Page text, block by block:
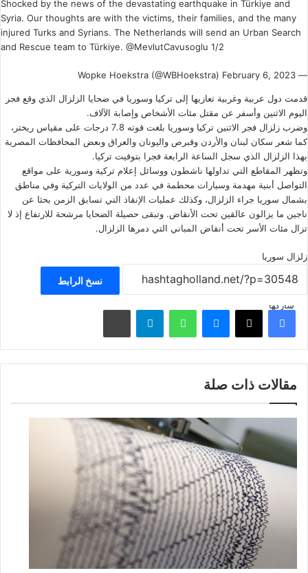
Shocked by the news of the devastating earthquake in Türkiye and
Syria. Our thoughts are with the victims, their families, and the many
injured Turks and Syrians. The Netherlands will send an Urban Search
and Rescue team to Türkiye. @MevlutCavusoglu 1/2
— Wopke Hoekstra (@WBHoekstra)
February 6, 2023
قدمت دول عربية وغربية تعازيها إلى تركيا وسوريا في ضحايا الزلزال الذي وقع فجر
اليوم الاثنين وأسفر عن مقتل مئات الأشخاص وإصابة الآلاف.
وضرب زلزال فجر الاثنين تركيا وسوريا بلغت قوته 7.8 درجات على مقياس ريختر،
كما شعر سكان لبنان والأردن وقبرص واليونان والعراق وبعض المحافظات المصرية
بهذا الزلزال الذي سجل الساعة الرابعة فجرا بتوقيت تركيا.
وتظهر المقاطع التي تداولها ناشطون ووسائل إعلام تركية وسورية على مواقع
التواصل أبنية مهدمة وسيارات محطمة في عدد من الولايات التركية وفي مناطق
بشمال سوريا جراء الزلزال، وكذلك عمليات الإنقاذ التي تسابق الزمن بحثا عن
ناجين ما يزالون عالقين تحت الأنقاض. وتبقى حصيلة الضحايا مرشحة للارتفاع إذ لا
تزال مئات الأسر تحت أنقاض المباني التي دمرها الزلزال.
زلزال سوريا
نسخ الرابط
شاركهافيسبوك ‫X ماسنجر واتساب تيلقرام مشاركة عبر البريد
مقالات ذات صلة